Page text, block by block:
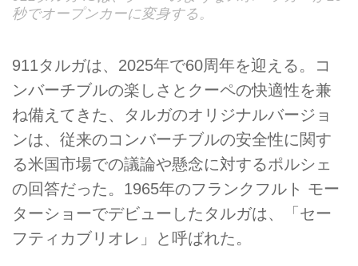
秒でオープンカーに変身する。
911タルガは、2025年で60周年を迎える。コ
ンバーチブルの楽しさとクーペの快適性を兼
ね備えてきた、タルガのオリジナルバージョ
ンは、従来のコンバーチブルの安全性に関す
る米国市場での議論や懸念に対するポルシェ
の回答だった。1965年のフランクフルト モー
ターショーでデビューしたタルガは、「セー
フティカブリオレ」と呼ばれた。